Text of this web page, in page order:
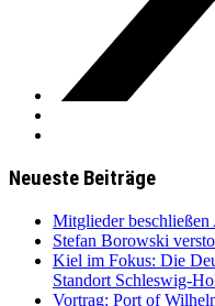
Neueste Beiträge
Mitglieder
Stefan Borowski
Kiel im Fokus: Die
Standort Schleswig-
Vortrag: Port of